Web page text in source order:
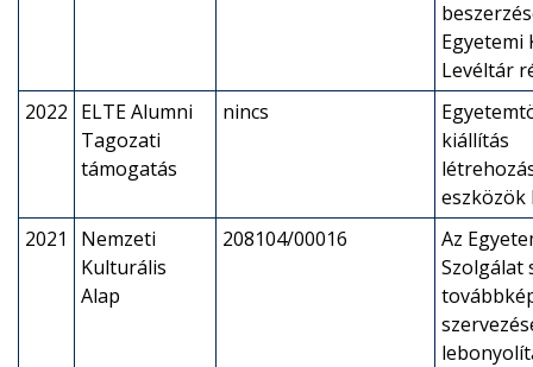
Egyetemi
Levéltár
2022 ELTE Alumni
Tagozati
támogatás
nincs
kiállítás
eszközök
2021
Nemzeti
Kulturális
Alap
208104/00016
Az
Szolgálat